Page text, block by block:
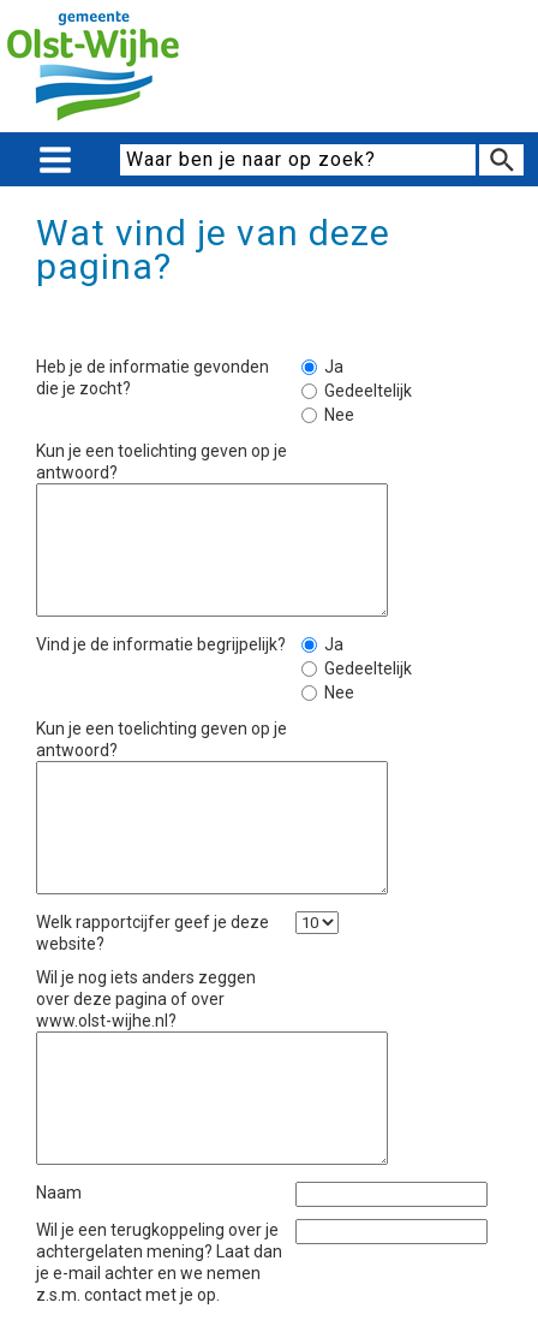
Wat vind je van deze
pagina?
Heb je de informatie gevonden
die je zocht?
Ja
Gedeeltelijk
Nee
Kun je een toelichting geven op je
antwoord?
Vind je de informatie begrijpelijk?
Ja
Gedeeltelijk
Nee
Kun je een toelichting geven op je
antwoord?
Welk rapportcijfer geef je deze
website?
Wil je nog iets anders zeggen
over deze pagina of over
www.olst-wijhe.nl?
Naam
Wil je een terugkoppeling over je
achtergelaten mening? Laat dan
je e-mail achter en we nemen
z.s.m. contact met je op.